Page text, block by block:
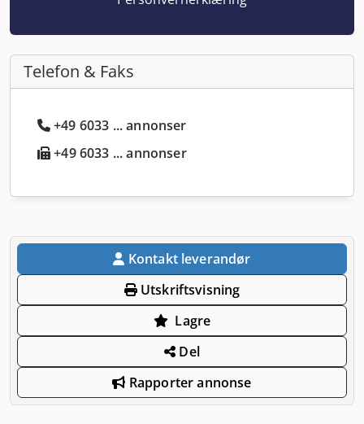
Telefon & Faks
+49 6033 ... annonser
+49 6033 ... annonser
Kontakt leverandør
Utskriftsvisning
Lagre
Del
Rapporter annonse